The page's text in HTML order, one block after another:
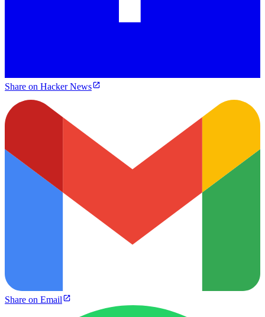
Share on Hacker News
Share on Email